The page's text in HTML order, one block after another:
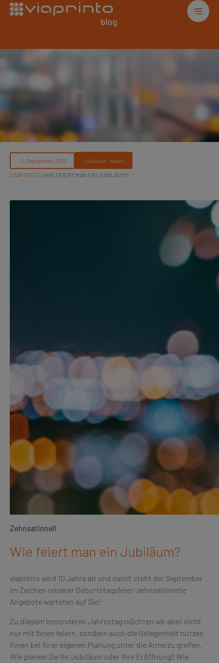
Jubiläum , News
STARTSEITE>WIE FEIERT MAN EIN JUBILÄUM?
Zehnsationell
Wie feiert man ein Jubiläum?
viaprinto wird 10 Jahre alt und damit steht der September
im Zeichen unserer Geburtstagsfeier: zehnsationelle
Angebote warteten auf Sie!
Zu diesem besonderen Jahrestag möchten wir aber nicht
nur mit Ihnen feiern, sondern auch die Gelegenheit nutzen
Ihnen bei Ihrer eigenen Planung unter die Arme zu greifen.
Wie planen Sie Ihr Jubiläum oder Ihre Eröffnung? Wie